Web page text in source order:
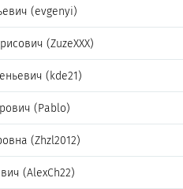
(evgenyi)
(ZuzeXXX)
(kde21)
(Pablo)
(Zhzl2012)
(AlexCh22)